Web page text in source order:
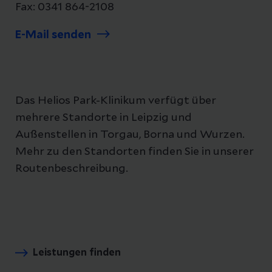
Interaktionsstörungen“ (FIS), Leipzig
Stationen Jugend 1 und Jugend 2, Leipzig
Telefon (0341) 864-253599
Station für Kinder und Jugendliche
Telefon (0341) 864-253546
Telefon (0341) 864-253598
Fax: 0341 864-2108
E-Mail senden
Das Helios Park-Klinikum verfügt über
mehrere Standorte in Leipzig und
Außenstellen in Torgau, Borna und Wurzen.
Mehr zu den Standorten finden Sie in unserer
Routenbeschreibung.
Leistungen finden